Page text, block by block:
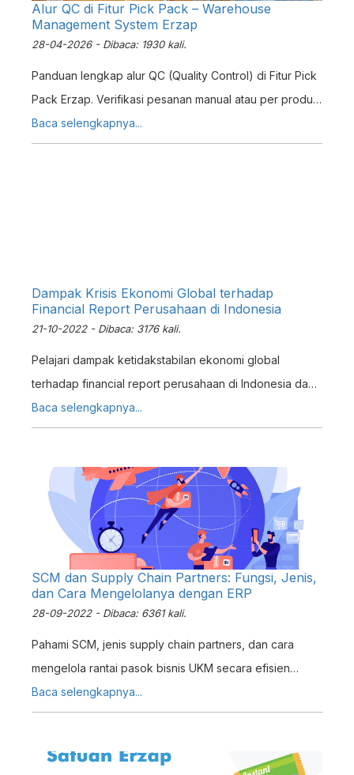
Alur QC di Fitur Pick Pack – Warehouse
Management System Erzap
28-04-2026 - Dibaca: 1930 kali.
Panduan lengkap alur QC (Quality Control) di Fitur Pick
Pack Erzap. Verifikasi pesanan manual atau per produk,
tangani QC tidak valid, dan reprocess pesanan dengan
mudah.
Baca selengkapnya...
Dampak Krisis Ekonomi Global terhadap
Financial Report Perusahaan di Indonesia
21-10-2022 - Dibaca: 3176 kali.
Pelajari dampak ketidakstabilan ekonomi global
terhadap financial report perusahaan di Indonesia dan
cara mengelolanya dengan sistem ERP.
Baca selengkapnya...
SCM dan Supply Chain Partners: Fungsi, Jenis,
dan Cara Mengelolanya dengan ERP
28-09-2022 - Dibaca: 6361 kali.
Pahami SCM, jenis supply chain partners, dan cara
mengelola rantai pasok bisnis UKM secara efisien
dengan software ERP terintegrasi.
Baca selengkapnya...